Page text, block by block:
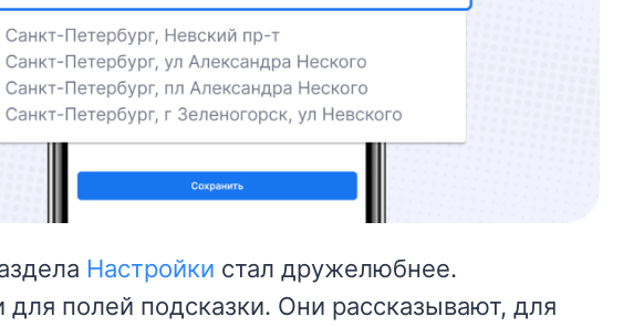
Настройки стал дружелюбнее.
полей подсказки. Они рассказывают, для